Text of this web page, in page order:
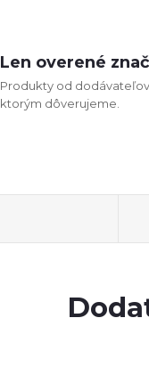
Len overené
Produkty od dodávateľov,
ktorým dôverujeme.